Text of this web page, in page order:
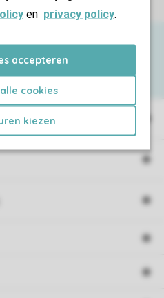
en privacy policy.
accepteren
cookies
kiezen
Center.